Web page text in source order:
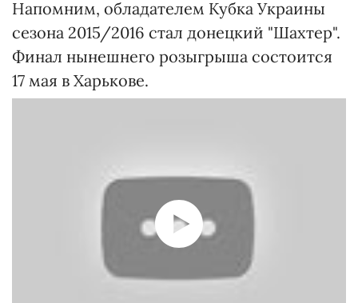
Напомним, обладателем Кубка Украины
сезона 2015/2016 стал донецкий "Шахтер".
Финал нынешнего розыгрыша состоится
17 мая в Харькове.